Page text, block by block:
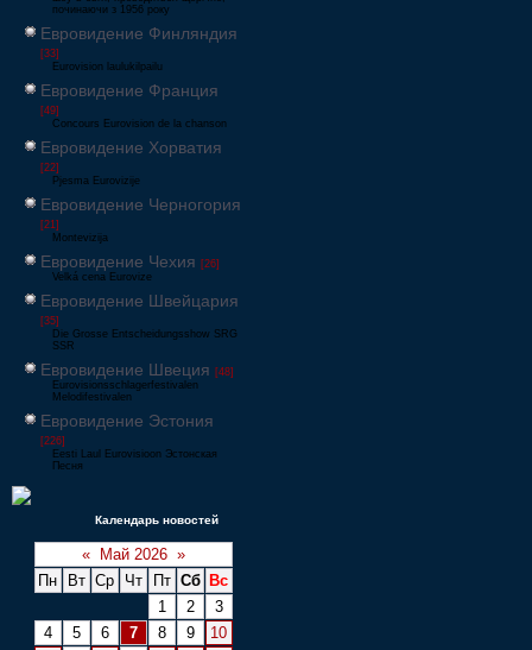
починаючи з 1956 року
Евровидение Финляндия
[33]
Eurovision laulukilpailu
Евровидение Франция
[49]
Concours Eurovision de la chanson
Евровидение Хорватия
[22]
Pjesma Eurovizije
Евровидение Черногория
[21]
Montevizija
Евровидение Чехия [26]
Velká cena Eurovize
Евровидение Швейцария
[35]
Die Grosse Entscheidungsshow SRG
SSR
Евровидение Швеция [48]
Eurovisionsschlagerfestivalen
Melodifestivalen
Евровидение Эстония
[226]
Eesti Laul Eurovisioon Эстонская
Песня
Календарь новостей
« Май 2026 »
Пн
Вт Ср Чт Пт Сб
Вс
1
2
3
4
5 6 7 8 9
10